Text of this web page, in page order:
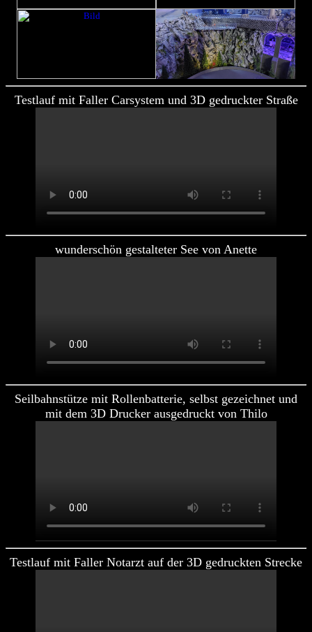
Testlauf mit Faller Carsystem und 3D gedruckter Straße
wunderschön gestalteter See von Anette
Seilbahnstütze mit Rollenbatterie, selbst gezeichnet und
mit dem 3D Drucker ausgedruckt von Thilo
Testlauf mit Faller Notarzt auf der 3D gedruckten Strecke